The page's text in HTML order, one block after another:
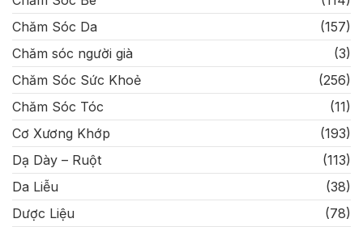
Chăm Sóc Da
(157)
Chăm sóc người già
(3)
Chăm Sóc Sức Khoẻ
(256)
Chăm Sóc Tóc
(11)
Cơ Xương Khớp
(193)
Dạ Dày – Ruột
(113)
Da Liễu
(38)
Dược Liệu
(78)